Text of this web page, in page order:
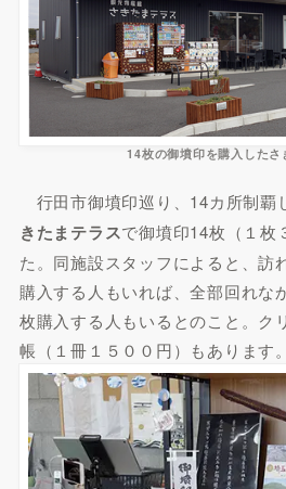
14枚の御墳印を購入したさ
行田市御墳印巡り、14カ所制覇
きたまテラスで御墳印14枚（１枚
た。同施設スタッフによると、訪
購入する人もいれば、全部回れな
枚購入する人もいるとのこと。ク
帳（１冊１５００円）もあります。